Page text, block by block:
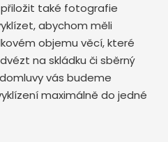
také fotografie
abychom měli
objemu věcí, které
na skládku či sběrný
vás budeme
maximálně do jedné